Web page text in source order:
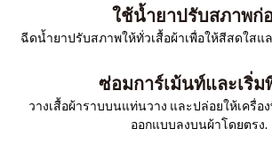
ใช้น้ำยาปรับสภาพก่
ฉีดน้ำยาปรับสภาพให้ทั่วเสื้อผ้าเพื่อให้สีสดใสแ
ซ่อมการ์เม้นท์และเริ่
วางเสื้อผ้าราบบนแท่นวาง และปล่อยให้เครื่อ
ออกแบบลงบนผ้าโดยตรง.